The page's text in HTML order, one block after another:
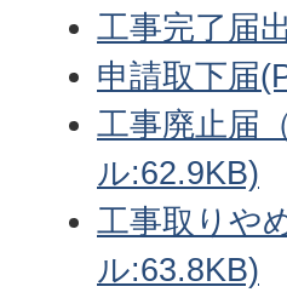
工事完了届
申請取下届
工事廃止届
ル:62.9KB)
工事取りや
ル:63.8KB)